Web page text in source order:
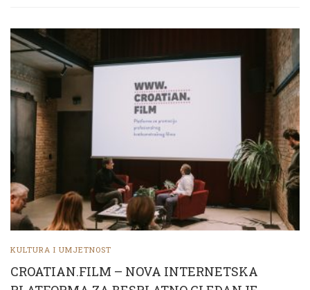
KULTURA I UMJETNOST
CROATIAN.FILM – NOVA INTERNETSKA